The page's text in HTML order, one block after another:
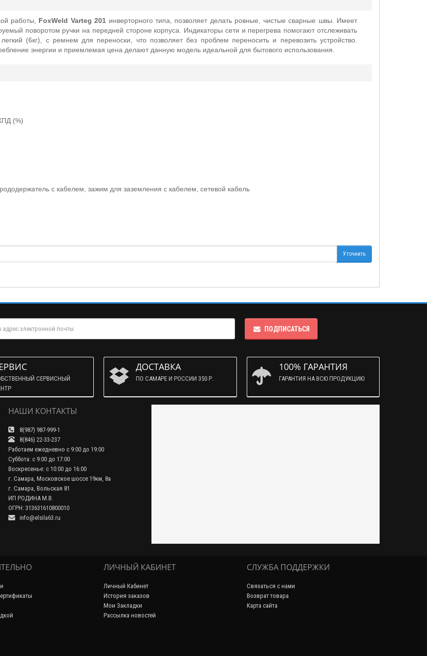
работы, FoxWeld Varteg 201 инверторного типа, позволяет делать ровные, чистые сварные швы. Имеет
поворотом ручки на передней стороне корпуса. Индикаторы сети и перегрева помогают отслеживать
(6кг), с ремнем для переноски, что позволяет без проблем переносить и перевозить устройство.
энергии и приемлемая цена делают данную модель идеальной для бытового использования.
(%)
с кабелем, зажим для заземления с кабелем, сетевой кабель
Уточнить
ПОДПИСАТЬСЯ
СЕРВИСНЫЙ
ДОСТАВКА
ПО САМАРЕ И РОССИИ 350 Р.
100% ГАРАНТИЯ
ГАРАНТИЯ НА ВСЮ ПРОДУКЦИЮ
НАШИ КОНТАКТЫ
8(987) 987-999-1
8(846) 22-33-237
Работаем ежедневно с 9:00 до 19:00
Суббота: с 9:00 до 17:00
Воскресенье: с 10:00 до 16:00
г. Самара, Московское шоссе 19км, 8а
г. Самара, Вольская 81
ИП РОДИНА М.В.
ОГРН: 313631610800010
info@elsila63.ru
ЛИЧНЫЙ КАБИНЕТ
Личный Кабинет
История заказов
Мои Закладки
Рассылка новостей
СЛУЖБА ПОДДЕРЖКИ
Связаться с нами
Возврат товара
Карта сайта